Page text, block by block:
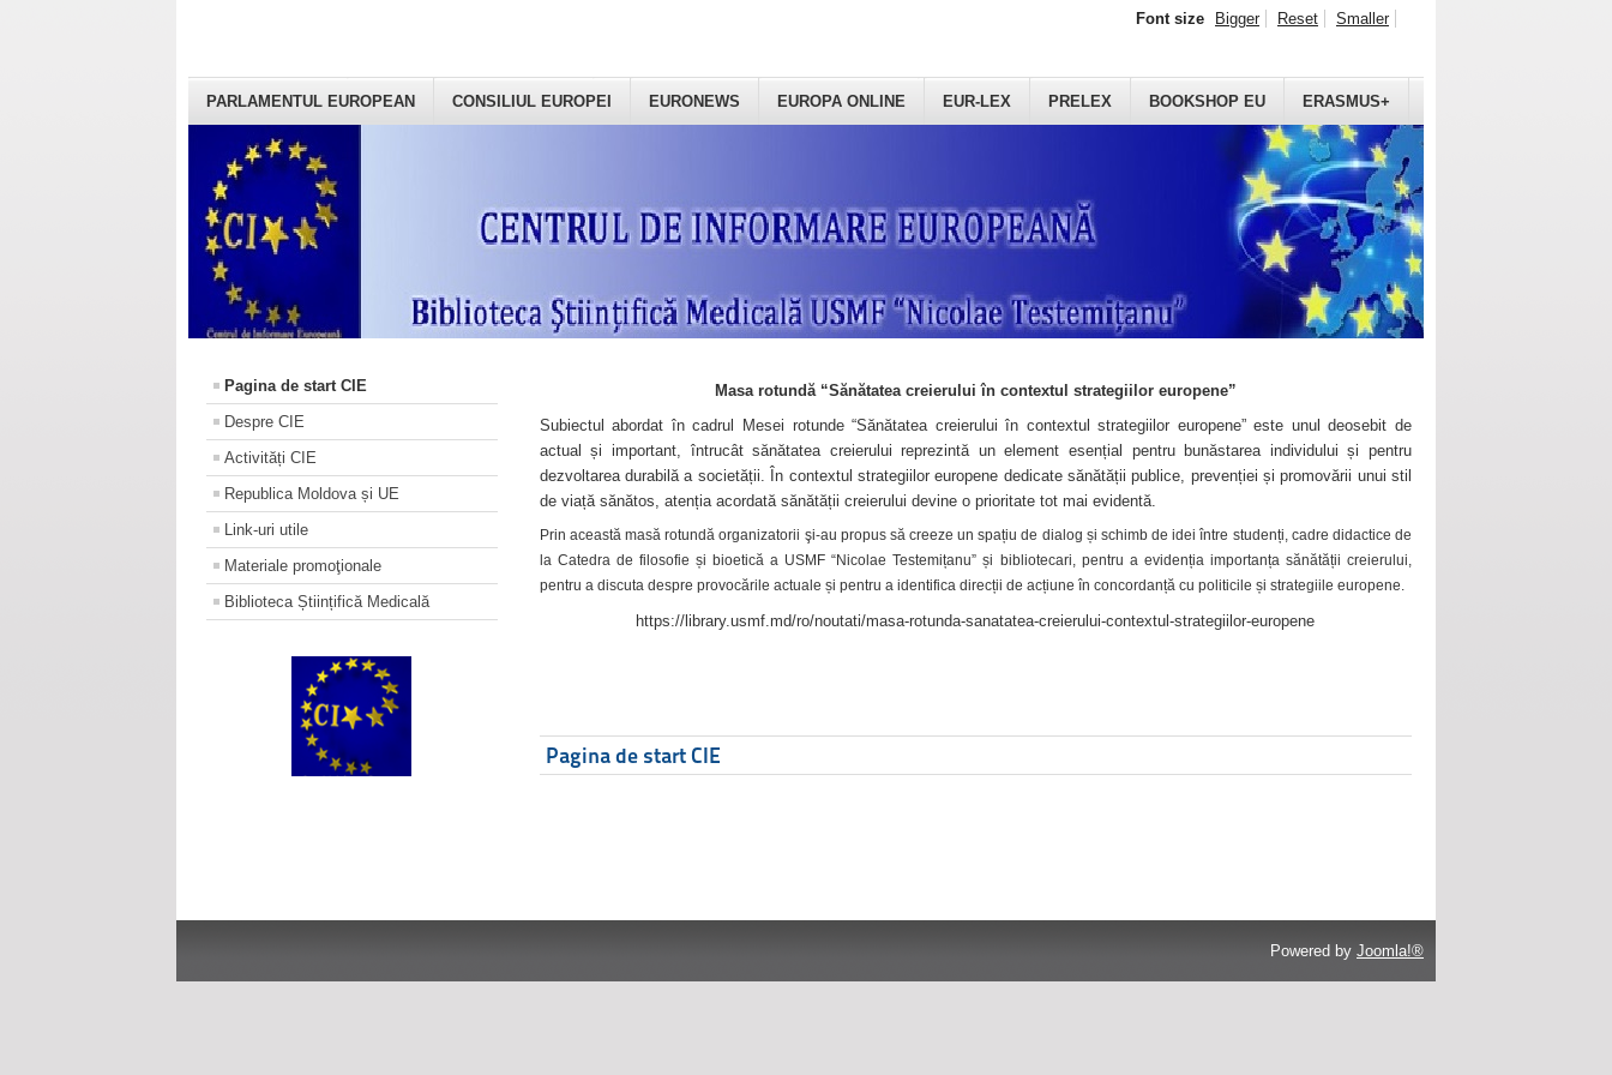
PARLAMENTUL EUROPEAN CONSILIUL EUROPEI EURONEWS EUROPA ONLINE EUR-LEX PRELEX BOOKSHOP EU ERASMUS+
Font size Bigger Reset Smaller
Pagina de start CIE
Despre CIE
Activități CIE
Republica Moldova și UE
Link-uri utile
Materiale promoţionale
Biblioteca Științifică Medicală
Masa rotundă “Sănătatea creierului în contextul strategiilor europene”
Subiectul abordat în cadrul Mesei rotunde “Sănătatea creierului în contextul strategiilor europene” este unul deosebit de
actual și important, întrucât sănătatea creierului reprezintă un element esențial pentru bunăstarea individului și pentru
dezvoltarea durabilă a societății. În contextul strategiilor europene dedicate sănătății publice, prevenției și promovării unui stil
de viață sănătos, atenția acordată sănătății creierului devine o prioritate tot mai evidentă.
Prin această masă rotundă organizatorii şi-au propus să creeze un spațiu de dialog și schimb de idei între studenți, cadre didactice de
la Catedra de filosofie și bioetică a USMF “Nicolae Testemițanu” și bibliotecari, pentru a evidenția importanța sănătății creierului,
pentru a discuta despre provocările actuale și pentru a identifica direcții de acțiune în concordanță cu politicile și strategiile europene.
https://library.usmf.md/ro/noutati/masa-rotunda-sanatatea-creierului-contextul-strategiilor-europene
Pagina de start CIE
Powered by Joomla!®